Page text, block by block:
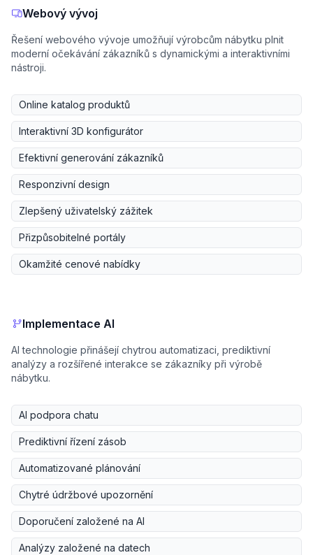
Webový vývoj
Řešení webového vývoje umožňují výrobcům nábytku plnit
moderní očekávání zákazníků s dynamickými a interaktivními
nástroji.
Online katalog produktů
Interaktivní 3D konfigurátor
Efektivní generování zákazníků
Responzivní design
Zlepšený uživatelský zážitek
Přizpůsobitelné portály
Okamžité cenové nabídky
Implementace AI
AI technologie přinášejí chytrou automatizaci, prediktivní
analýzy a rozšířené interakce se zákazníky při výrobě
nábytku.
AI podpora chatu
Prediktivní řízení zásob
Automatizované plánování
Chytré údržbové upozornění
Doporučení založené na AI
Analýzy založené na datech